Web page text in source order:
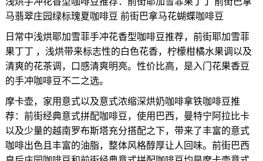
马翡翠庄园绿标瑰夏咖啡豆 前街巴拿马花蝴蝶咖啡豆
日常中浅烘耶加雪菲手冲花香型咖啡豆推荐，前街耶加雪菲
果丁丁 ，浅烘带来标志性的白色花香，柠檬柑橘水果调以及
清爽的花茶调，口感清爽明亮。性价比高，是入门花果香豆
的手冲咖啡豆不二之选。
摩卡壶，家用意式以及意式浓缩深烘奶咖啡拿铁咖啡豆推
荐：前街经典意式拼配咖啡豆，使用巴西，曼特宁阿拉比卡
以及少量的越南罗布斯塔充分搭配之下，带来了丰富的意式
咖啡出色且丰富的油脂，整体风格醇厚让人回味。前街巴西